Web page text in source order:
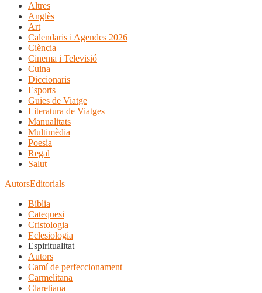
Altres
Anglès
Art
Calendaris i Agendes 2026
Ciència
Cinema i Televisió
Cuina
Diccionaris
Esports
Guies de Viatge
Literatura de Viatges
Manualitats
Multimèdia
Poesia
Regal
Salut
AutorsEditorials
Bíblia
Catequesi
Cristologia
Eclesiologia
Espiritualitat
Autors
Camí de perfeccionament
Carmelitana
Claretiana